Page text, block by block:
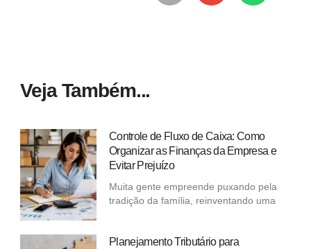
Veja Também...
Controle de Fluxo de Caixa: Como
Organizar as Finanças da Empresa e
Evitar Prejuízo
Muita gente empreende puxando pela
tradição da família, reinventando uma
Planejamento Tributário para